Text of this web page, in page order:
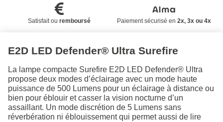
Satisfait ou remboursé Paiement sécurisé en 2x, 3x ou 4x
E2D LED Defender® Ultra Surefire
La lampe compacte Surefire E2D LED Defender® Ultra
propose deux modes d’éclairage avec un mode haute
puissance de 500 Lumens pour un éclairage à distance ou
bien pour éblouir et casser la vision nocturne d’un
assaillant. Un mode discrétion de 5 Lumens sans
réverbération ni éblouissement qui permet aussi de lire